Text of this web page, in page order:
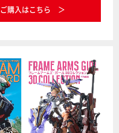
ご購入はこちら